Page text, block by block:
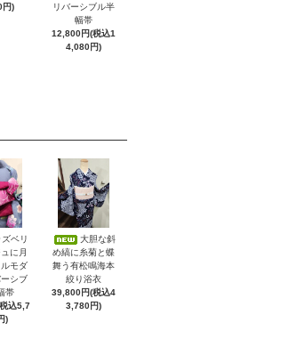
円)
リバーシブル半
幅帯
12,800円(税込1
4,080円)
ズベリ
に月
モダ
シブ
帯
込5,7
)
大胆な斜
め縞に糸菊と蝶
舞う有松鳴海本
絞り浴衣
39,800円(税込4
3,780円)